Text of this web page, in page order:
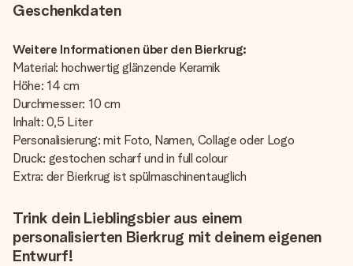
Geschenkdaten
Weitere Informationen über den Bierkrug:
Material: hochwertig glänzende Keramik
Höhe: 14 cm
Durchmesser: 10 cm
Inhalt: 0,5 Liter
Personalisierung: mit Foto, Namen, Collage oder Logo
Druck: gestochen scharf und in full colour
Extra: der Bierkrug ist spülmaschinentauglich
Trink dein Lieblingsbier aus einem
personalisierten Bierkrug mit deinem eigenen
Entwurf!